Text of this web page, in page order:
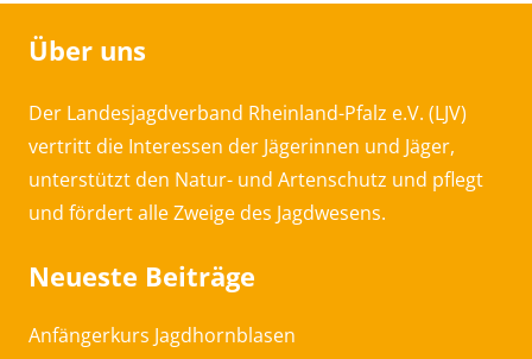
Über uns
Der Landesjagdverband Rheinland-Pfalz e.V. (LJV)
vertritt die Interessen der Jägerinnen und Jäger,
unterstützt den Natur- und Artenschutz und pflegt
und fördert alle Zweige des Jagdwesens.
Neueste Beiträge
Anfängerkurs Jagdhornblasen